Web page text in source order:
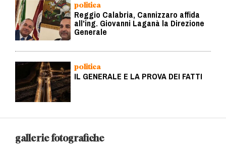
politica
Reggio Calabria, Cannizzaro affida
all'ing. Giovanni Laganà la Direzione
Generale
politica
IL GENERALE E LA PROVA DEI FATTI
gallerie fotografiche